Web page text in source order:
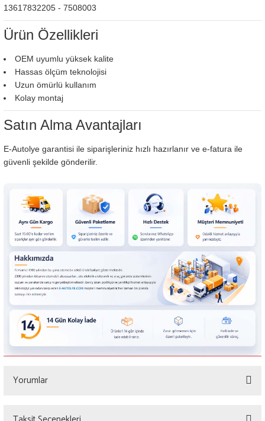
13617832205 - 7508003
Ürün Özellikleri
OEM uyumlu yüksek kalite
Hassas ölçüm teknolojisi
Uzun ömürlü kullanım
Kolay montaj
Satın Alma Avantajları
E-Autolye garantisi ile siparişleriniz hızlı hazırlanır ve e-fatura ile
güvenli şekilde gönderilir.
Yorumlar